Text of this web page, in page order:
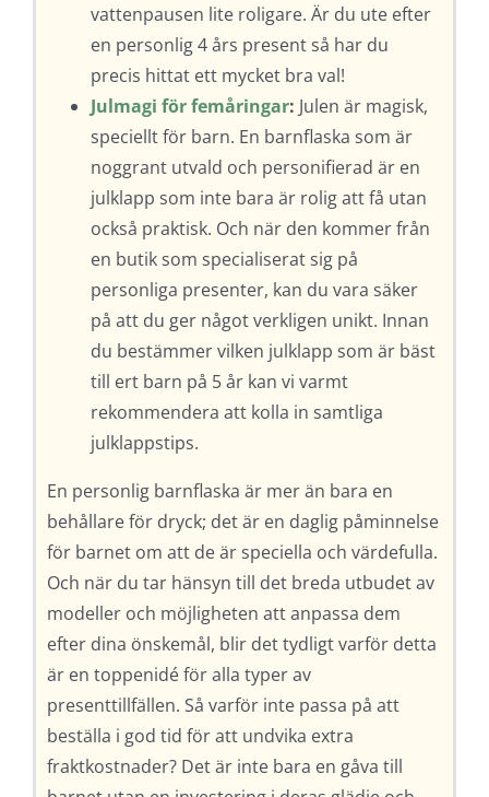
vattenpausen lite roligare. Är du ute efter
en personlig 4 års present så har du
precis hittat ett mycket bra val!
Julmagi för femåringar: Julen är magisk,
speciellt för barn. En barnflaska som är
noggrant utvald och personifierad är en
julklapp som inte bara är rolig att få utan
också praktisk. Och när den kommer från
en butik som specialiserat sig på
personliga presenter, kan du vara säker
på att du ger något verkligen unikt. Innan
du bestämmer vilken julklapp som är bäst
till ert barn på 5 år kan vi varmt
rekommendera att kolla in samtliga
julklappstips.
En personlig barnflaska är mer än bara en
behållare för dryck; det är en daglig påminnelse
för barnet om att de är speciella och värdefulla.
Och när du tar hänsyn till det breda utbudet av
modeller och möjligheten att anpassa dem
efter dina önskemål, blir det tydligt varför detta
är en toppenidé för alla typer av
presenttillfällen. Så varför inte passa på att
beställa i god tid för att undvika extra
fraktkostnader? Det är inte bara en gåva till